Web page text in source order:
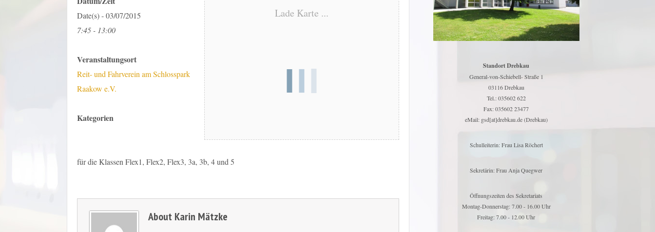
Lade Karte ...
Date(s) - 03/07/2015
7:45 - 13:00
Veranstaltungsort
Reit- und Fahrverein am Schlosspark
Raakow e.V.
Kategorien
für die Klassen Flex1, Flex2, Flex3, 3a, 3b, 4 und 5
About Karin Mätzke
Standort Drebkau
General-von-Schiebell- Straße 1
03116 Drebkau
Tel.: 035602 622
Fax: 035602 23477
eMail: gsd[at]drebkau.de (Drebkau)
Schulleiterin: Frau Lisa Röchert
Sekretärin: Frau Anja Quegwer
Öffnungszeiten des Sekretariats
Montag-Donnerstag: 7.00 - 16.00 Uhr
Freitag: 7.00 - 12.00 Uhr